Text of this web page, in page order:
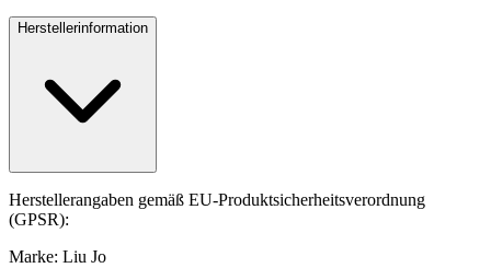
Herstellerinformation
Herstellerangaben gemäß EU-Produktsicherheitsverordnung
(GPSR):
Marke: Liu Jo